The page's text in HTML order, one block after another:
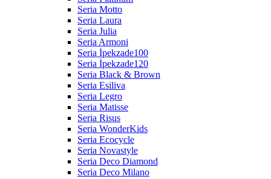
Seria Motto
Seria Laura
Seria Julia
Seria Armoni
Seria İpekzade100
Seria İpekzade120
Seria Black & Brown
Seria Esiliva
Seria Legro
Seria Matisse
Seria Risus
Seria WonderKids
Seria Ecocycle
Seria Novastyle
Seria Deco Diamond
Seria Deco Milano